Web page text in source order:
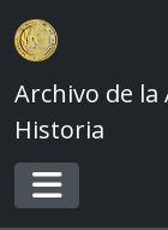
Skip to main content
Archivo de la
Historia
Toggle